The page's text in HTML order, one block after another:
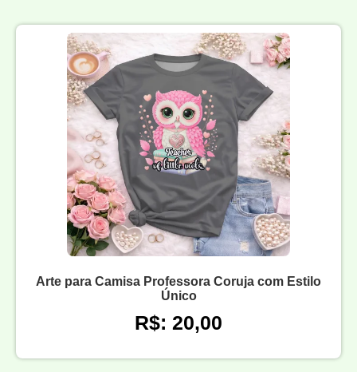
Arte para Camisa Professora Coruja com Estilo
Único
R$: 20,00